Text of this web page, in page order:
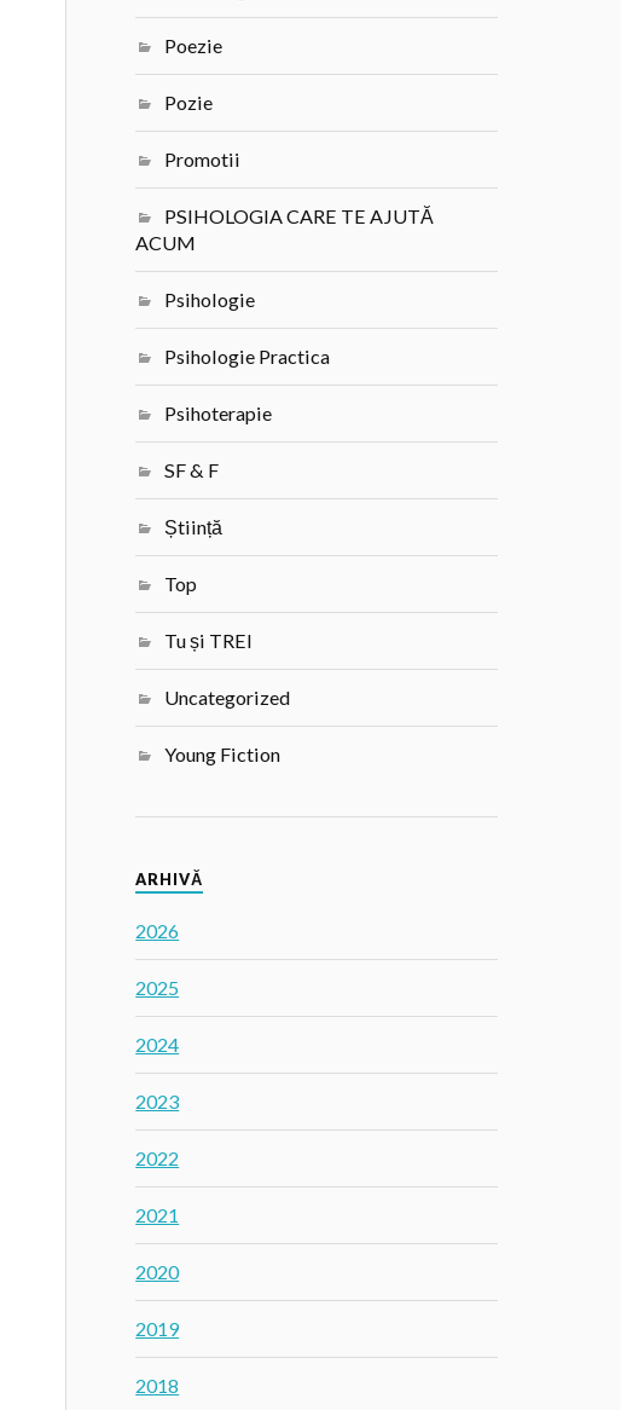
Poezie
Pozie
Promotii
PSIHOLOGIA CARE TE AJUTĂ
ACUM
Psihologie
Psihologie Practica
Psihoterapie
SF & F
Știință
Top
Tu și TREI
Uncategorized
Young Fiction
ARHIVĂ
2026
2025
2024
2023
2022
2021
2020
2019
2018